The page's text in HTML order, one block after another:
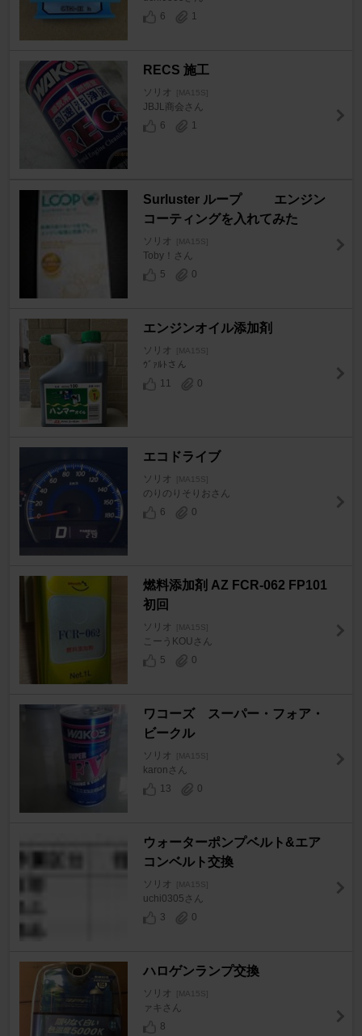
6
1
RECS 施工
ソリオ [MA15S]
JBJL商会さん
6
1
Surluster ループ エンジン
コーティングを入れてみた
ソリオ [MA15S]
Toby！さん
5
0
エンジンオイル添加剤
ソリオ [MA15S]
ｳﾞｧﾙﾄさん
11
0
エコドライブ
ソリオ [MA15S]
のりのりそりおさん
6
0
燃料添加剤 AZ FCR-062 FP101
初回
ソリオ [MA15S]
こーうKOUさん
5
0
ワコーズ スーパー・フォア・
ビークル
ソリオ [MA15S]
karonさん
13
0
ウォーターポンプベルト&エア
コンベルト交換
ソリオ [MA15S]
uchi0305さん
3
0
ハロゲンランプ交換
ソリオ [MA15S]
ァキさん
8